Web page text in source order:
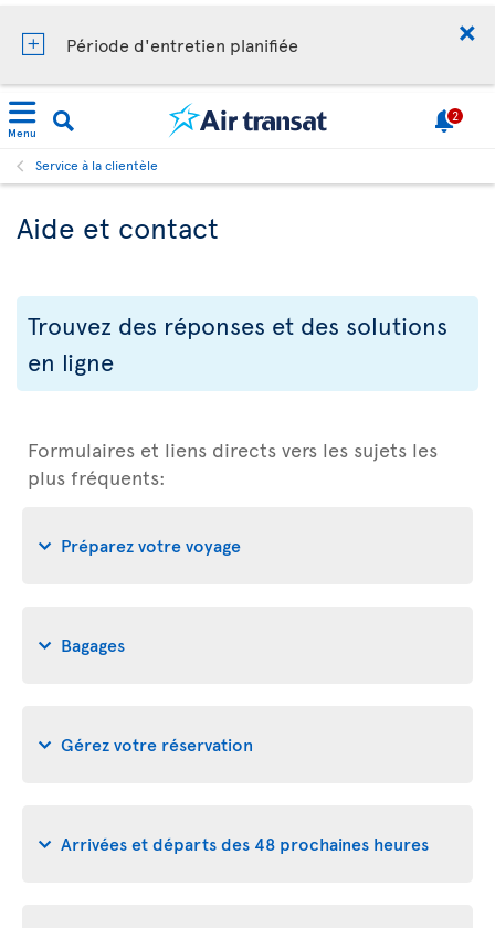
Période d'entretien planifiée
Menu
2
Service à la clientèle
Aide et contact
Trouvez des réponses et des solutions
en ligne
Formulaires et liens directs vers les sujets les
plus fréquents:
Préparez votre voyage
Bagages
Gérez votre réservation
Arrivées et départs des 48 prochaines heures